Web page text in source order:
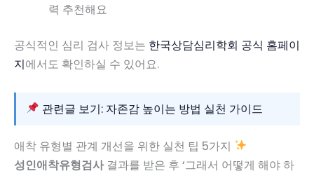
력 추천해요
공식적인 심리 검사 정보는 한국상담심리학회 공식 홈페이
지에서도 확인하실 수 있어요.
관련글 보기: 자존감 높이는 방법 실천 가이드
애착 유형별 관계 개선을 위한 실천 팁 5가지
성인애착유형검사결과를 받은 후 ‘그래서 어떻게 해야 하